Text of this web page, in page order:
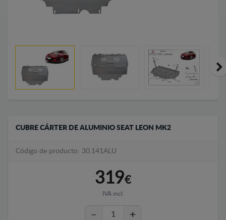
CUBRE CÁRTER DE ALUMINIO SEAT LEON MK2
Código de producto: 30.141ALU
319€
IVA incl.